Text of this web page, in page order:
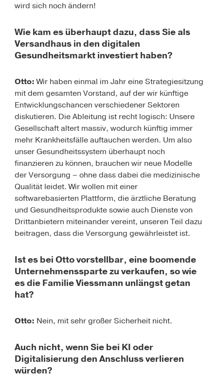
wird sich noch ändern!
Wie kam es überhaupt dazu, dass Sie als
Versandhaus in den digitalen
Gesundheitsmarkt investiert haben?
Otto:Wir haben einmal im Jahr eine Strategiesitzung
mit dem gesamten Vorstand, auf der wir künftige
Entwicklungschancen verschiedener Sektoren
diskutieren. Die Ableitung ist recht logisch: Unsere
Gesellschaft altert massiv, wodurch künftig immer
mehr Krankheitsfälle auftauchen werden. Um also
unser Gesundheitssystem überhaupt noch
finanzieren zu können, brauchen wir neue Modelle
der Versorgung – ohne dass dabei die medizinische
Qualität leidet. Wir wollen mit einer
softwarebasierten Plattform, die ärztliche Beratung
und Gesundheitsprodukte sowie auch Dienste von
Drittanbietern miteinander vereint, unseren Teil dazu
beitragen, dass die Versorgung gewährleistet ist.
Ist es bei Otto vorstellbar, eine boomende
Unternehmenssparte zu verkaufen, so wie
es die Familie Viessmann unlängst getan
hat?
Otto: Nein, mit sehr großer Sicherheit nicht.
Auch nicht, wenn Sie bei KI oder
Digitalisierung den Anschluss verlieren
würden?